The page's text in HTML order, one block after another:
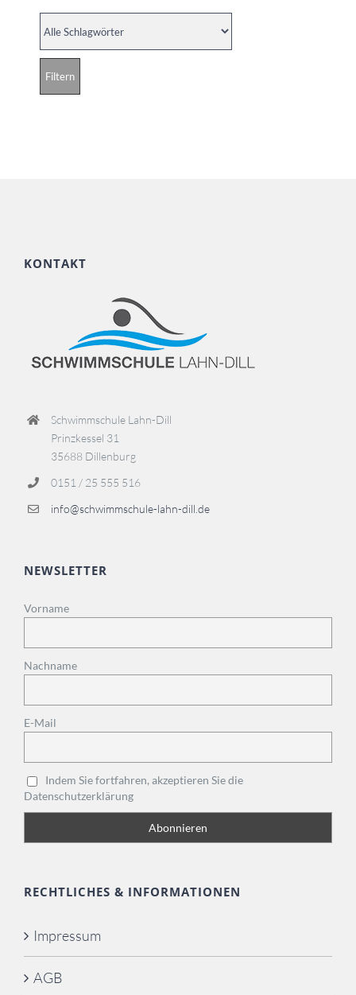
KONTAKT
Schwimmschule Lahn-Dill
Prinzkessel 31
35688 Dillenburg
0151 / 25 555 516
info@schwimmschule-lahn-dill.de
NEWSLETTER
Vorname
Nachname
E-Mail
Indem Sie fortfahren, akzeptieren Sie die
Datenschutzerklärung
RECHTLICHES & INFORMATIONEN
Impressum
AGB